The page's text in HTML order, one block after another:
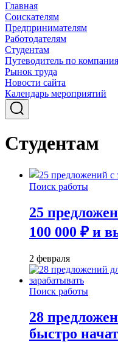
Главная
Соискателям
Предпринимателям
Работодателям
Студентам
Путеводитель по
Рынок труда
Новости сайта
Календарь мероприятий
Студентам
Поиск работы
25
100 000 ₽ и
2 февраля
Поиск работы
28
быстро